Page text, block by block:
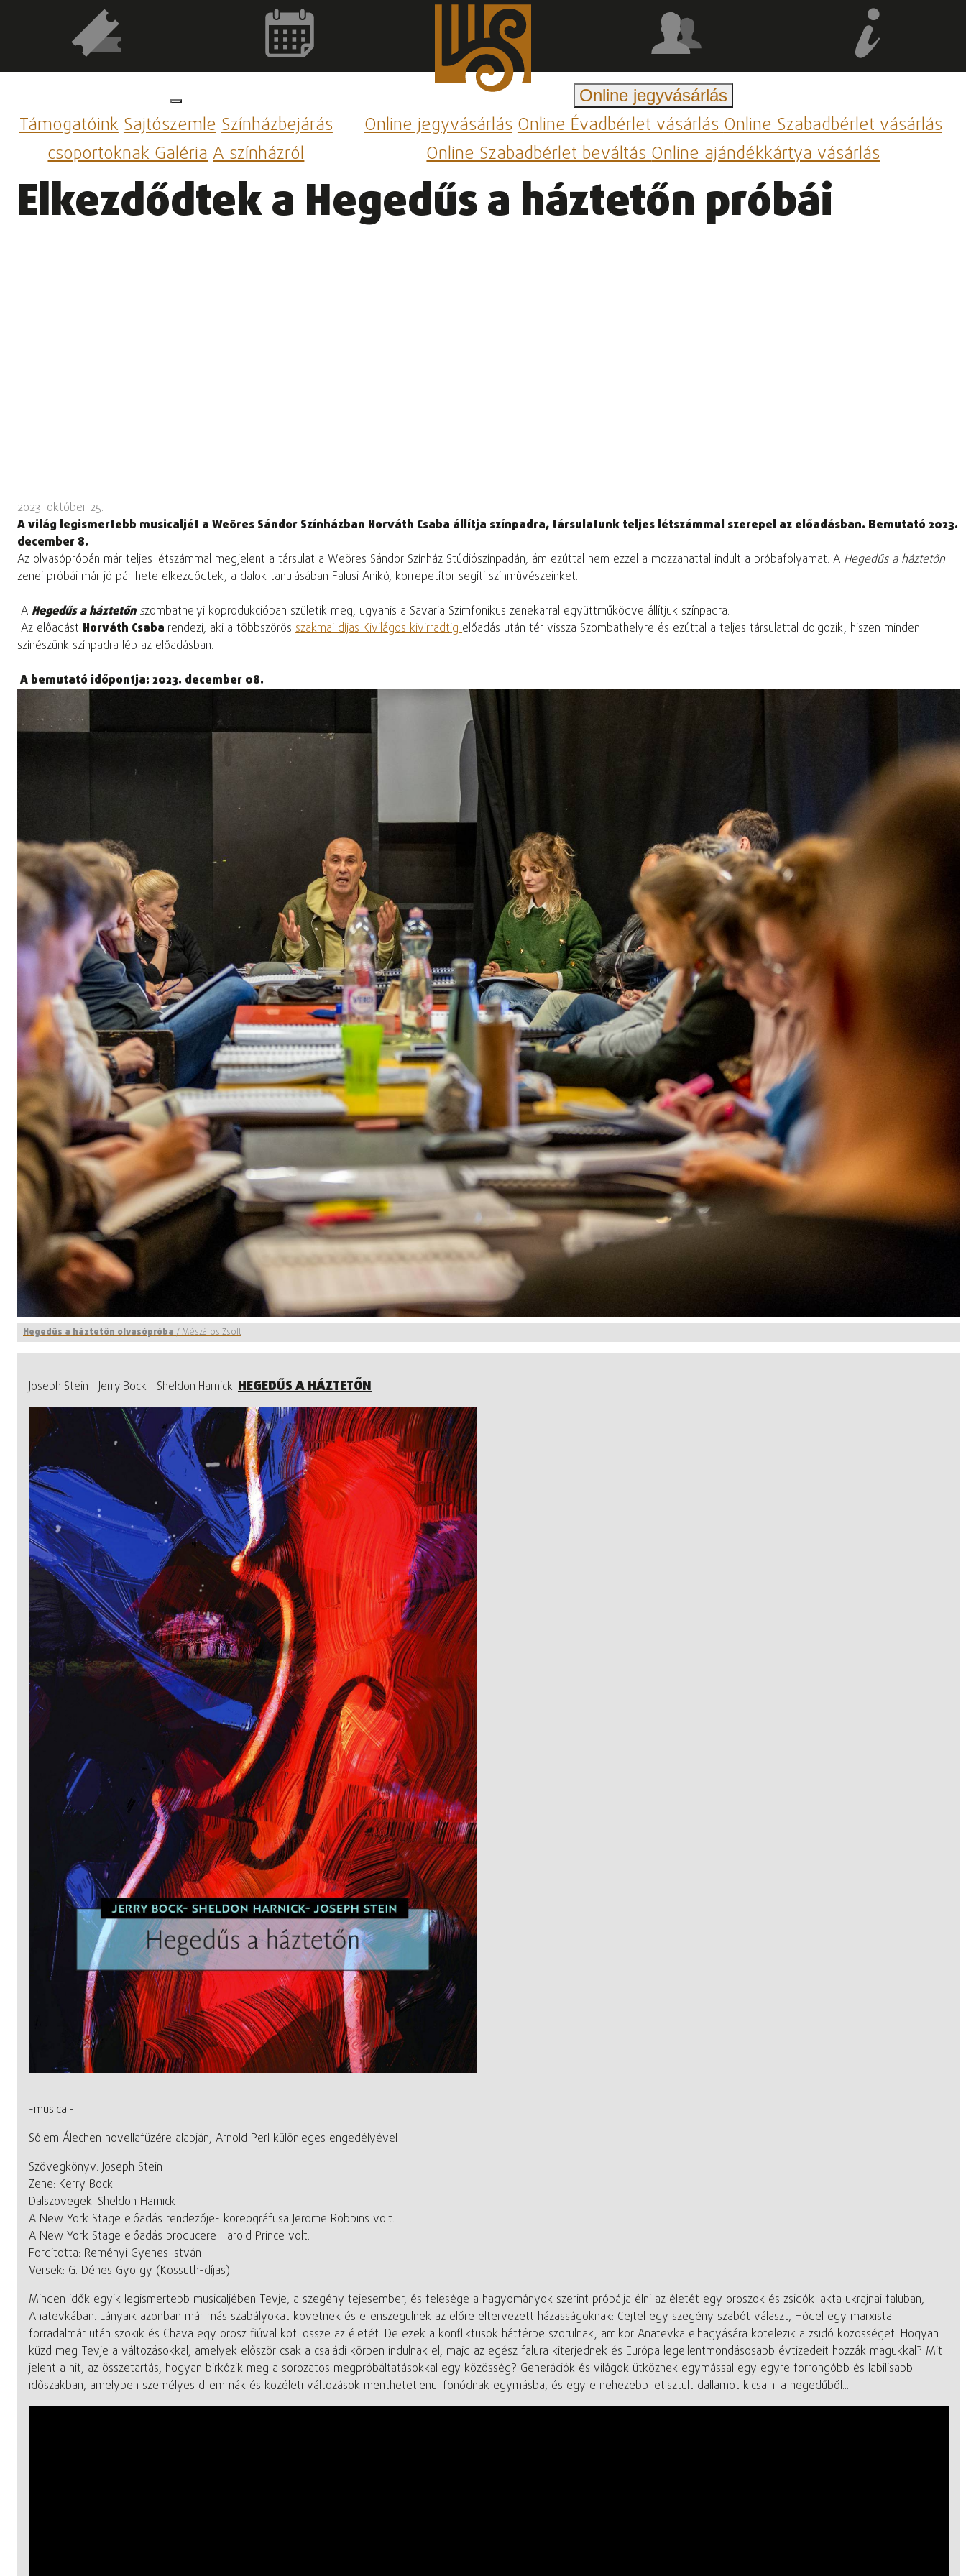
TámogatóinkSajtószemleSzínházbejárás
csoportoknakGalériaA színházról
Online jegyvásárlás
Online jegyvásárlásOnline Évadbérlet vásárlásOnline Szabadbérlet vásárlás
Online Szabadbérlet beváltásOnline ajándékkártya vásárlás
Elkezdődtek a Hegedűs a háztetőn próbái
2023. október 25.
A világ legismertebb musicaljét a Weöres Sándor Színházban Horváth Csaba állítja színpadra, társulatunk teljes létszámmal szerepel az előadásban. Bemutató 2023.
december 8.
Az olvasópróbán már teljes létszámmal megjelent a társulat a Weöres Sándor Színház Stúdiószínpadán, ám ezúttal nem ezzel a mozzanattal indult a próbafolyamat. A Hegedűs a háztetőn
zenei próbái már jó pár hete elkezdődtek, a dalok tanulásában Falusi Anikó, korrepetítor segíti színművészeinket.
A Hegedűs a háztetőnszombathelyi koprodukcióban születik meg, ugyanis a Savaria Szimfonikus zenekarral együttműködve állítjuk színpadra.
Az előadást Horváth Csaba rendezi, aki a többszörös szakmai díjasKivilágos kivirradtigelőadás után tér vissza Szombathelyre és ezúttal a teljes társulattal dolgozik, hiszen minden
színészünk színpadra lép az előadásban.
A bemutató időpontja: 2023. december 08.
Hegedűs a háztetőn olvasópróba/Mészáros Zsolt
Joseph Stein – Jerry Bock – Sheldon Harnick: HEGEDŰS A HÁZTETŐN
-musical-
Sólem Álechen novellafüzére alapján, Arnold Perl különleges engedélyével
Szövegkönyv: Joseph Stein
Zene: Kerry Bock
Dalszövegek: Sheldon Harnick
A New York Stage előadás rendezője- koreográfusa Jerome Robbins volt.
A New York Stage előadás producere Harold Prince volt.
Fordította: Reményi Gyenes István
Versek: G. Dénes György (Kossuth-díjas)
Minden idők egyik legismertebb musicaljében Tevje, a szegény tejesember, és felesége a hagyományok szerint próbálja élni az életét egy oroszok és zsidók lakta ukrajnai faluban,
Anatevkában. Lányaik azonban már más szabályokat követnek és ellenszegülnek az előre eltervezett házasságoknak: Cejtel egy szegény szabót választ, Hódel egy marxista
forradalmár után szökik és Chava egy orosz fiúval köti össze az életét. De ezek a konfliktusok háttérbe szorulnak, amikor Anatevka elhagyására kötelezik a zsidó közösséget. Hogyan
küzd meg Tevje a változásokkal, amelyek először csak a családi körben indulnak el, majd az egész falura kiterjednek és Európa legellentmondásosabb évtizedeit hozzák magukkal? Mit
jelent a hit, az összetartás, hogyan birkózik meg a sorozatos megpróbáltatásokkal egy közösség? Generációk és világok ütköznek egymással egy egyre forrongóbb és labilisabb
időszakban, amelyben személyes dilemmák és közéleti változások menthetetlenül fonódnak egymásba, és egyre nehezebb letisztult dallamot kicsalni a hegedűből...